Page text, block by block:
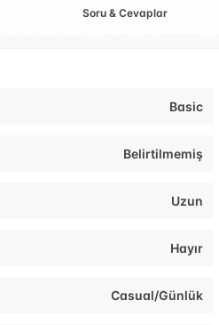
Soru & Cevaplar
Basic
Belirtilmemiş
Uzun
Hayır
Casual/Günlük